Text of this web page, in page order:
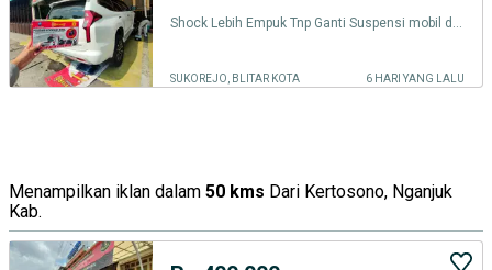
SUKOREJO, BLITAR KOTA 6 HARI YANG LALU
Menampilkan iklan dalam 50 kms Dari Kertosono, Nganjuk
Kab.